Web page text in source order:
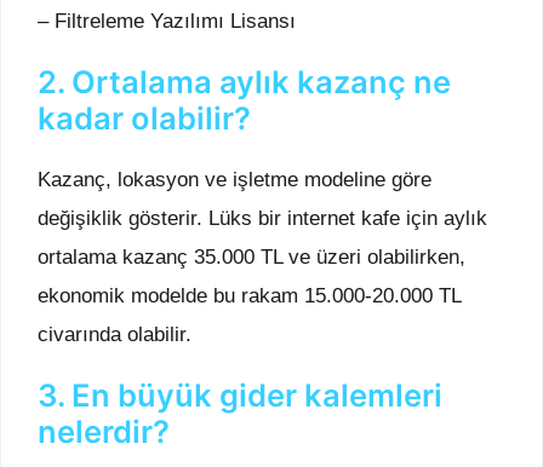
– Filtreleme Yazılımı Lisansı
2. Ortalama aylık kazanç ne
kadar olabilir?
Kazanç, lokasyon ve işletme modeline göre
değişiklik gösterir. Lüks bir internet kafe için aylık
ortalama kazanç 35.000 TL ve üzeri olabilirken,
ekonomik modelde bu rakam 15.000-20.000 TL
civarında olabilir.
3. En büyük gider kalemleri
nelerdir?